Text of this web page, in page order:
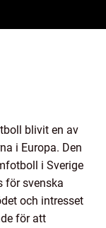
blivit en av
i Europa. Den
i Sverige
för svenska
och intresset
för att